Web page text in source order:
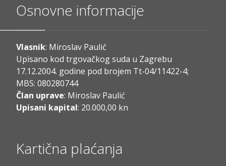
Osnovne informacije
Vlasnik: Miroslav Paulić
Upisano kod trgovačkog suda u Zagrebu
17.12.2004. godine pod brojem Tt-04/11422-4;
MBS: 080280744
Član uprave: Miroslav Paulić
Upisani kapital: 20.000,00 kn
Kartična plaćanja